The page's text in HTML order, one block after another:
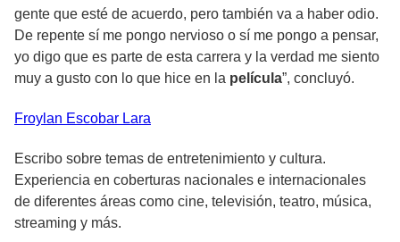
gente que esté de acuerdo, pero también va a haber odio.
De repente sí me pongo nervioso o sí me pongo a pensar,
yo digo que es parte de esta carrera y la verdad me siento
muy a gusto con lo que hice en la película”, concluyó.
Froylan Escobar Lara
Escribo sobre temas de entretenimiento y cultura.
Experiencia en coberturas nacionales e internacionales
de diferentes áreas como cine, televisión, teatro, música,
streaming y más.